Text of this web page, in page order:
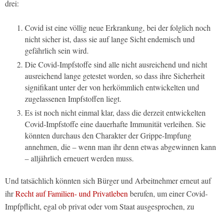
drei:
Covid ist eine völlig neue Erkrankung, bei der folglich noch
nicht sicher ist, dass sie auf lange Sicht endemisch und
gefährlich sein wird.
Die Covid-Impfstoffe sind alle nicht ausreichend und nicht
ausreichend lange getestet worden, so dass ihre Sicherheit
signifikant unter der von herkömmlich entwickelten und
zugelassenen Impfstoffen liegt.
Es ist noch nicht einmal klar, dass die derzeit entwickelten
Covid-Impfstoffe eine dauerhafte Immunität verleihen. Sie
könnten durchaus den Charakter der Grippe-Impfung
annehmen, die – wenn man ihr denn etwas abgewinnen kann
– alljährlich erneuert werden muss.
Und tatsächlich könnten sich Bürger und Arbeitnehmer erneut auf
ihrRecht auf Familien- und Privatleben berufen, um einer Covid-
Impfpflicht, egal ob privat oder vom Staat ausgesprochen, zu